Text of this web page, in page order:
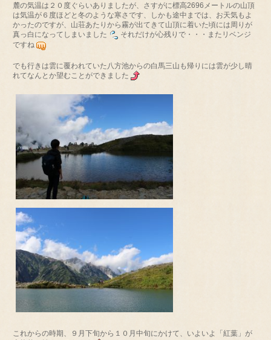
麓の気温は２０度ぐらいありましたが、さすがに標高2696メートルの山頂
は気温が６度ほどと冬のような寒さです、しかも途中までは、お天気もよ
かったのですが、山荘あたりから霧が出てきて山頂に着いた頃には周りが
真っ白になってしまいました
それだけが心残りで・・・またリベンジ
ですね
でも行きは雲に覆われていた八方池からの白馬三山も帰りには雲が少し晴
れてなんとか望むことができました
これからの時期、９月下旬から１０月中旬にかけて、いよいよ「紅葉」が